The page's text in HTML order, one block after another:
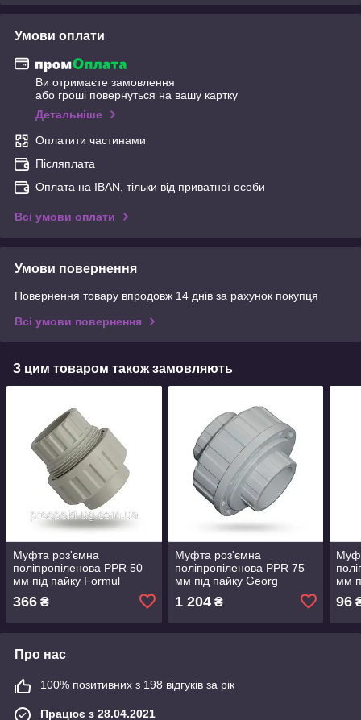
Умови оплати
Ви отримаєте замовлення
або гроші повернуться на вашу картку
Детальніше
Оплатити частинами
Післяплата
Оплата на IBAN, тільки від приватної особи
Всі умови оплати
Умови повернення
Повернення товару впродовж 14 днів за рахунок покупця
Всі умови повернення
З цим товаром також замовляють
Муфта роз'ємна
поліпропіленова PPR 50
мм під пайку Formul
366 ₴
Муфта роз'ємна
поліпропіленова PPR 75
мм під пайку Georg
1 204₴
мм
96
Про нас
100% позитивних з 198 відгуків за рік
Працює з 28.04.2021